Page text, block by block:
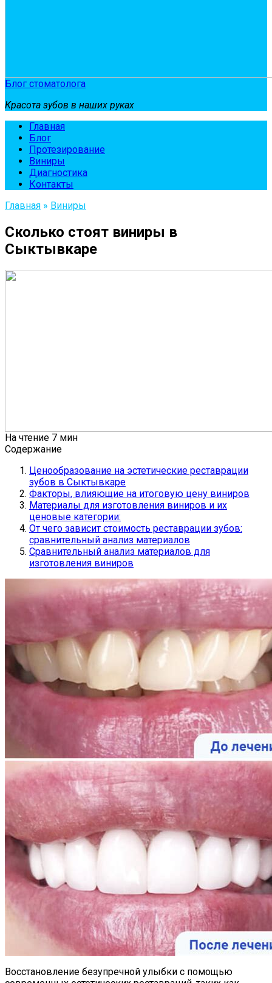
Блог стоматолога
Красота зубов в наших руках
Главная
Блог
Протезирование
Виниры
Диагностика
Контакты
Главная » Виниры
Сколько стоят виниры в
Сыктывкаре
На чтение 7 мин
Содержание
Ценообразование на эстетические реставрации
зубов в Сыктывкаре
Факторы, влияющие на итоговую цену виниров
Материалы для изготовления виниров и их
ценовые категории:
От чего зависит стоимость реставрации зубов:
сравнительный анализ материалов
Сравнительный анализ материалов для
изготовления виниров
Восстановление безупречной улыбки с помощью